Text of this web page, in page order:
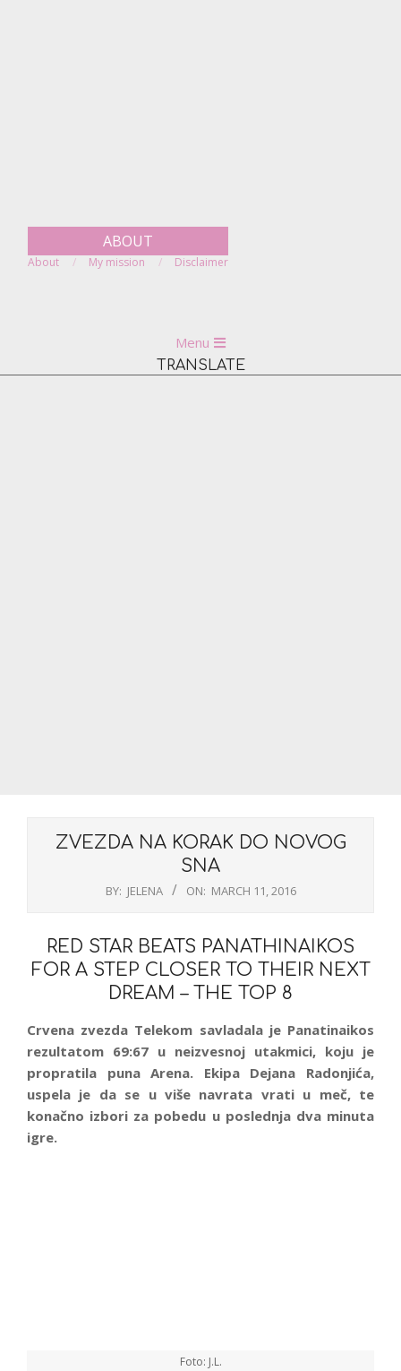
ABOUT
About My mission Disclaimer
Menu
Menu
TRANSLATE
ZVEZDA NA KORAK DO NOVOG
SNA
BY: JELENA ON: MARCH 11, 2016
RED STAR BEATS PANATHINAIKOS
FOR A STEP CLOSER TO THEIR NEXT
DREAM – THE TOP 8
Crvena zvezda Telekom savladala je Panatinaikos
rezultatom 69:67 u neizvesnoj utakmici, koju je
propratila puna Arena. Ekipa Dejana Radonjića,
uspela je da se u više navrata vrati u meč, te
konačno izbori za pobedu u poslednja dva minuta
igre.
Foto: J.L.